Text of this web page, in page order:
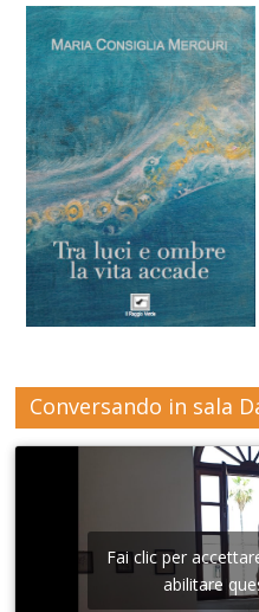
Conversando in sala
Fai clic per
abilitare